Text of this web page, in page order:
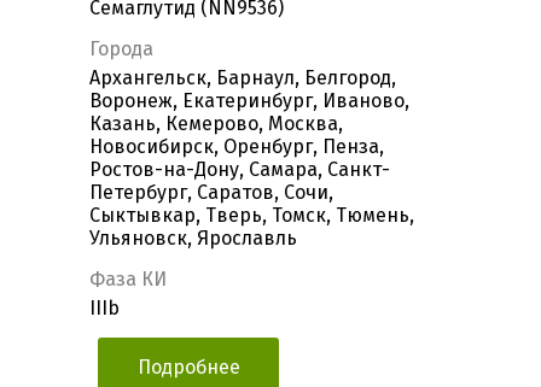
Семаглутид (NN9536)
Города
Архангельск, Барнаул, Белгород,
Воронеж, Екатеринбург, Иваново,
Казань, Кемерово, Москва,
Новосибирск, Оренбург, Пенза,
Ростов-на-Дону, Самара, Санкт-
Петербург, Саратов, Сочи,
Сыктывкар, Тверь, Томск, Тюмень,
Ульяновск, Ярославль
Фаза КИ
IIIb
Подробнее